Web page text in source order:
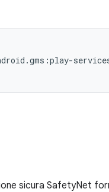
.gms :play-
sicura SafetyNet